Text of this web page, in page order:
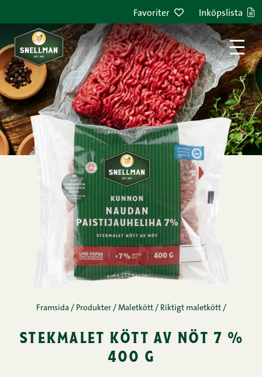
Favoriter Inköpslista
Framsida / Produkter / Maletkött / Riktigt maletkött /
stekmalet kött av nöt 7 %
400 g